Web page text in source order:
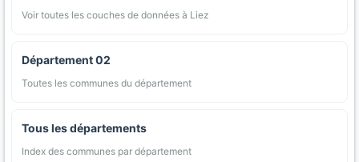
Voir toutes les couches de données à Liez
Département 02
Toutes les communes du département
Tous les départements
Index des communes par département